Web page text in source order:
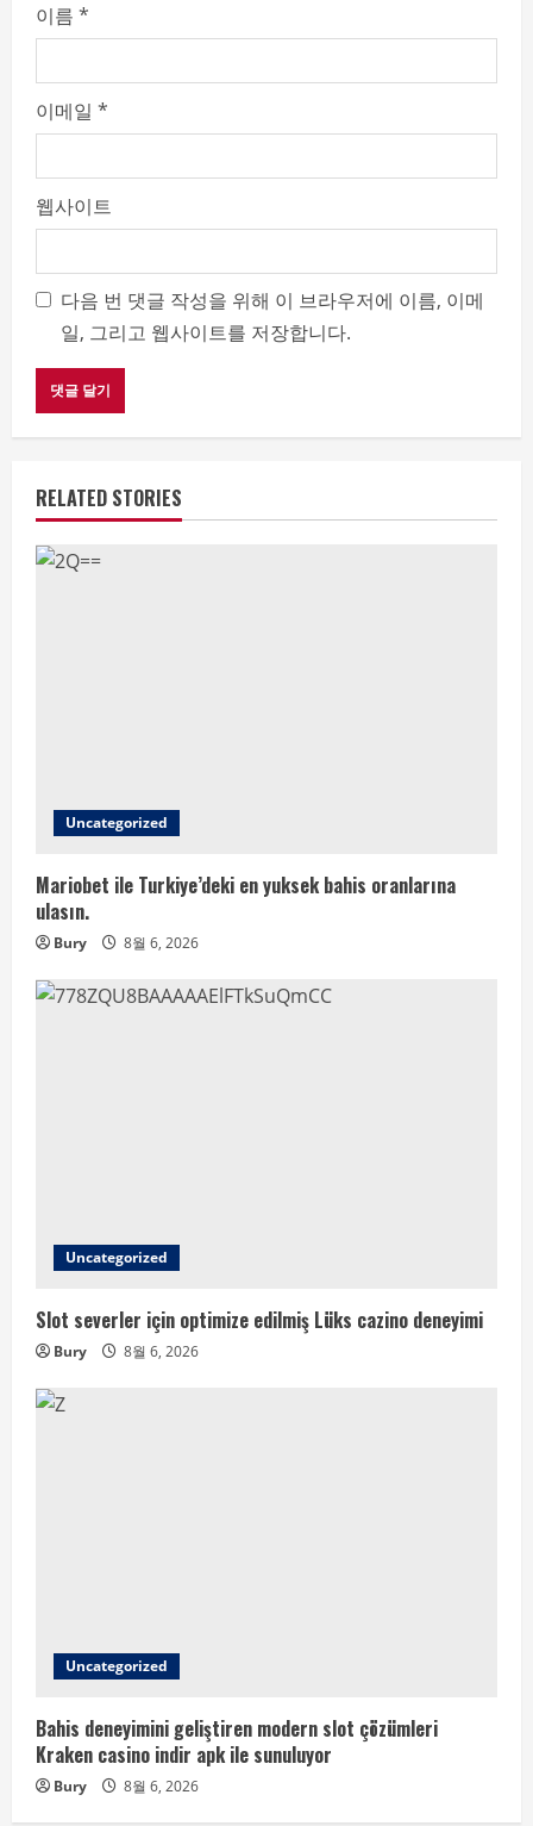
이름 *
이메일 *
웹사이트
다음 번 댓글 작성을 위해 이 브라우저에 이름, 이메
일, 그리고 웹사이트를 저장합니다.
RELATED STORIES
Uncategorized
Mariobet ile Turkiye’deki en yuksek bahis oranlarına
ulasın.
Bury 8월 6, 2026
Uncategorized
Slot severler için optimize edilmiş Lüks cazino deneyimi
Bury 8월 6, 2026
Uncategorized
Bahis deneyimini geliştiren modern slot çözümleri
Kraken casino indir apk ile sunuluyor
Bury 8월 6, 2026